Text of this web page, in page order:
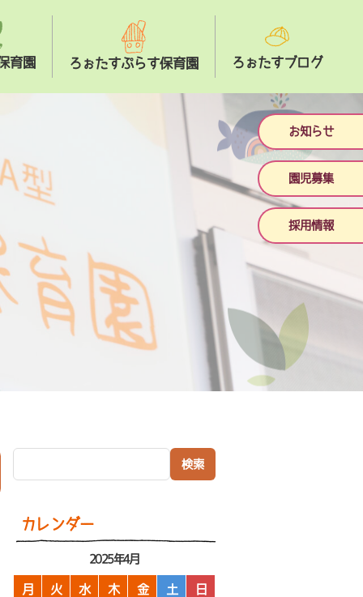
お知らせ
園児募集
採用情報
育園 ろぉたすぷらす保育園 ろぉたすブログ
カレンダー
2025年4月
月 火 水 木 金 土 日